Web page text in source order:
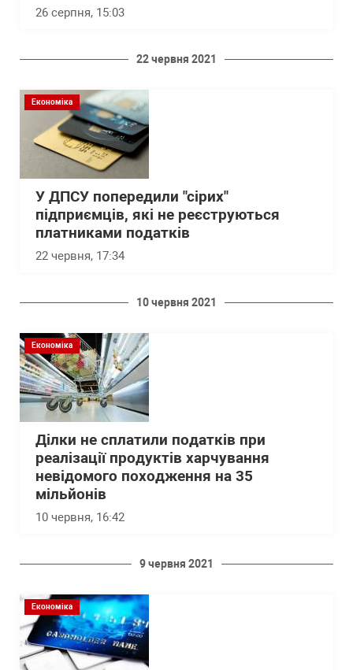
26 серпня, 15:03
22 червня 2021
Економіка
У ДПСУ попередили "сірих"
підприємців, які не реєструються
платниками податків
22 червня, 17:34
10 червня 2021
Економіка
Ділки не сплатили податків при
реалізації продуктів харчування
невідомого походження на 35
мільйонів
10 червня, 16:42
9 червня 2021
Економіка